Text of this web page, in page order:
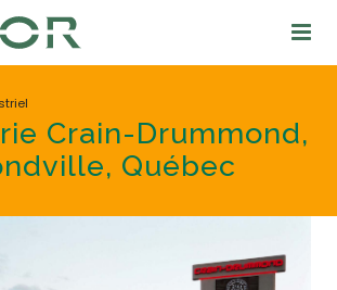
Crain-Drummond,
Québec